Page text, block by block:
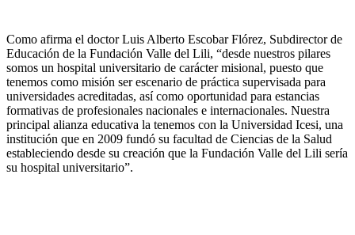
Como afirma el doctor Luis Alberto Escobar Flórez, Subdirector de
Educación de la Fundación Valle del Lili, “desde nuestros pilares
somos un hospital universitario de carácter misional, puesto que
tenemos como misión ser escenario de práctica supervisada para
universidades acreditadas, así como oportunidad para estancias
formativas de profesionales nacionales e internacionales. Nuestra
principal alianza educativa la tenemos con la Universidad Icesi, una
institución que en 2009 fundó su facultad de Ciencias de la Salud
estableciendo desde su creación que la Fundación Valle del Lili sería
su hospital universitario”.